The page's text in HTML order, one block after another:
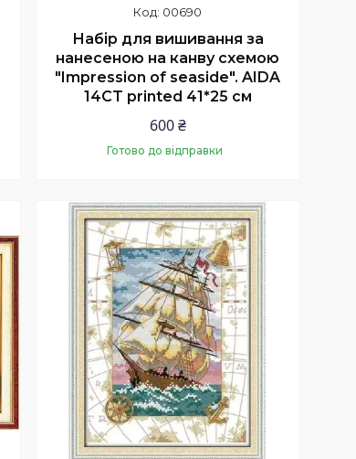
00690
Набір для вишивання за
нанесеною на канву схемою
"Impression of seaside". AIDA
14CT printed 41*25 см
600 ₴
Готово до відправки
Купити